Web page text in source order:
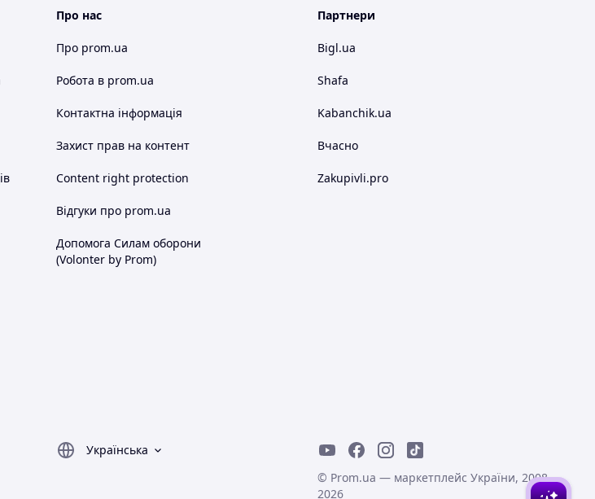
Про нас
Про prom.ua
Робота в prom.ua
Контактна інформація
Захист прав на контент
Content right protection
Відгуки про prom.ua
Допомога Силам оборони
(Volonter by Prom)
Партнери
Bigl.ua
Shafa
Kabanchik.ua
Вчасно
Zakupivli.pro
Українська
© Prom.ua — маркетплейс України, 2008-
2026